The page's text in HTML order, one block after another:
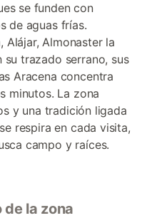
se funden con
de aguas frías.
Alájar, Almonaster la
su trazado serrano, sus
Aracena concentra
minutos. La zona
y una tradición ligada
respira en cada visita,
campo y raíces.
la zona